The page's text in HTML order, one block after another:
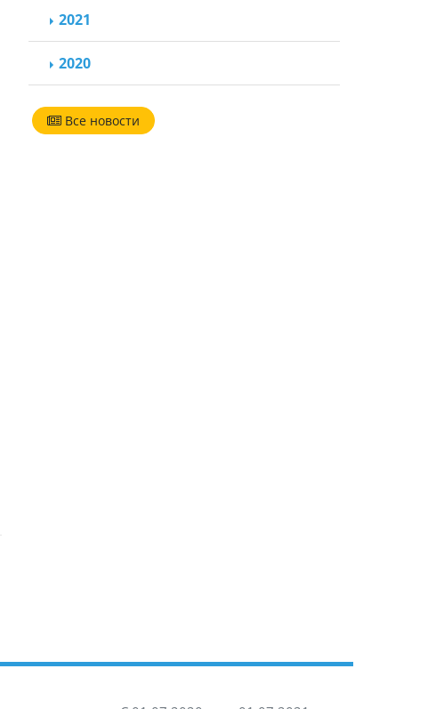
2021
2020
Все новости